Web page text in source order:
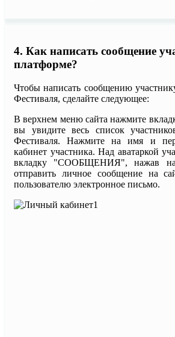
4. Как написать сообщение
платформе?
Чтобы написать сообщению
Фестиваля, сделайте следующее:
В верхнем меню сайта нажмите
вы увидите весь список
Фестиваля. Нажмите на имя и
кабинет участника. Над аватаркой
вкладку "СООБЩЕНИЯ", нажав
отправить личное сообщение на
пользователю электронное письмо.